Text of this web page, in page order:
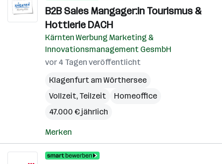
B2B Sales Mangager:in Tourismus &
Hottlerie DACH
Kärnten Werbung Marketing &
Innovationsmanagement GesmbH
vor 4 Tagen veröffentlicht
Klagenfurt am Wörthersee
Vollzeit, Teilzeit
Homeoffice
47.000 € jährlich
Merken